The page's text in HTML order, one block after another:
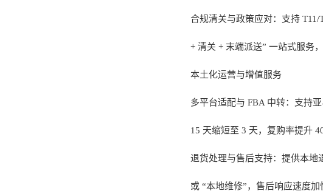
合规清关与政策应对：支持
+ 清关 + 末端派送” 一站式服务
本土化运营与增值服务
多平台适配与 FBA 中转：支持
15 天缩短至 3 天，复购率提升
退货处理与售后支持：提供本地
或 “本地维修”，售后响应速度加